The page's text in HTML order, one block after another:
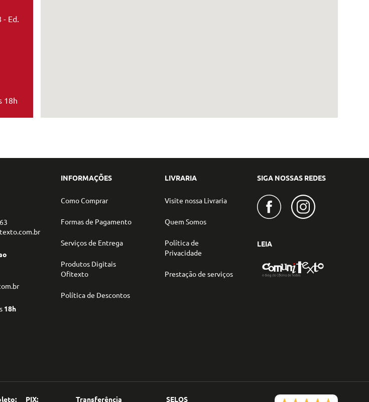
- Ed.
18h
18h
INFORMAÇÕES
Como Comprar
Formas de Pagamento
Serviços de Entrega
Produtos Digitais
Ofitexto
Política de Descontos
LIVRARIA
Visite nossa Livraria
Quem Somos
Política de
Privacidade
Prestação de serviços
SIGA NOSSAS REDES
LEIA
PIX: Transferência SELOS